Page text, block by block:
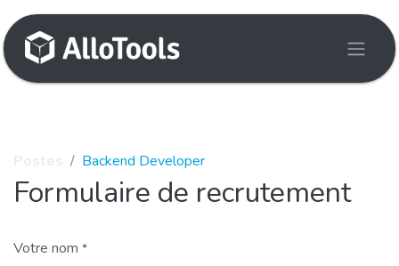
Se rendre au contenu
Backend Developer
Formulaire de recrutement
Votre nom *